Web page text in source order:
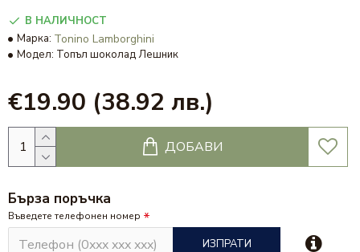
В НАЛИЧНОСТ
Марка: Tonino Lamborghini
Модел: Топъл шоколад Лешник
€19.90 (38.92 лв.)
ДОБАВИ
Бърза поръчка
Въведете телефонен номер
ИЗПРАТИ